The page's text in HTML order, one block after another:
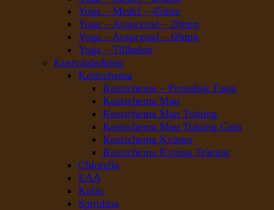
Yoga – Medel – 45min
Yoga – Avancerad – 20min
Yoga – Avancerad – 60min
Yoga – Tillbehör
Kostvägledning
Kostschema
Kostschema – Periodisk Fasta
Kostschema Man
Kostschema Man Träning
Kostschema Man Träning Gain
Kostschema Kvinna
Kostschema Kvinna Träning
Chlorella
EAA
Kolin
Spirulina